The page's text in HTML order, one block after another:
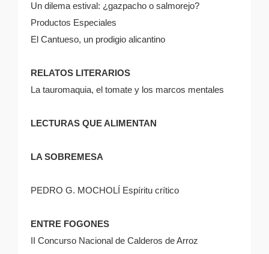
Un dilema estival: ¿gazpacho o salmorejo?
Productos Especiales
El Cantueso, un prodigio alicantino
RELATOS LITERARIOS
La tauromaquia, el tomate y los marcos mentales
LECTURAS QUE ALIMENTAN
LA SOBREMESA
PEDRO G. MOCHOLÍ Espíritu crítico
ENTRE FOGONES
II Concurso Nacional de Calderos de Arroz